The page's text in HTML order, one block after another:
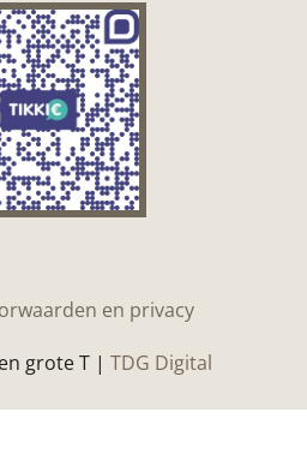
en privacy
grote T | TDG Digital